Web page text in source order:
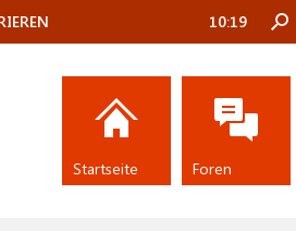
10:19
Startseite Foren